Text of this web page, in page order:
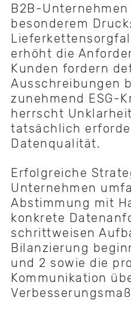
B2B-
besonderem
erhöht die
Kunden fordern
Ausschreibungen
zunehmend ESG-
herrscht
tatsächlich
Datenqualität.
Erfolgreiche
Unternehmen
Abstimmung mit
konkrete
schrittweisen
Bilanzierung
und 2 sowie die
Kommunikation